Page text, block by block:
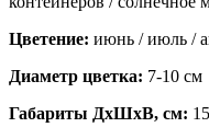
Цветение: июнь / июль /
Диаметр цветка: 7-10 см
Габариты ДхШхВ, см: